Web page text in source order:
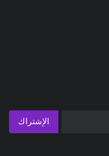
الإشتراك